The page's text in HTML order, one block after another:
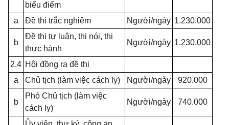
biểu điểm
a
Đề thi trắc nghiệm Người/ngày 1.230.000
b
Đề thi tự luận, thi nói, thi
thực hành
Người/ngày 1.230.000
2.4 Hội đồng ra đề thi
a
Chủ tịch (làm việc cách ly) Người/ngày 920.000
b
Phó Chủ tịch (làm việc
cách ly)
Người/ngày 740.000